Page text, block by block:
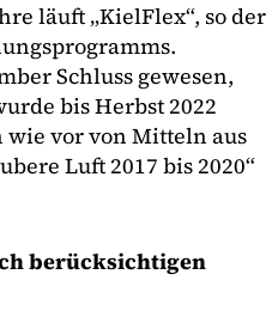
läuft „KielFlex“, so der
Schluss gewesen,
bis Herbst 2022
vor von Mitteln aus
Luft 2017 bis 2020“
berücksichtigen